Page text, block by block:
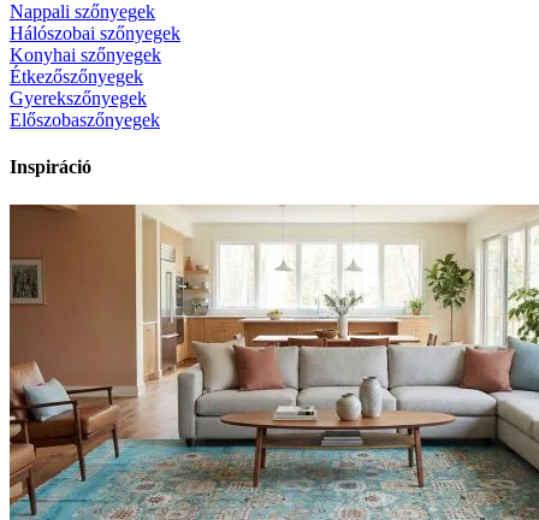
Nappali szőnyegek
Hálószobai szőnyegek
Konyhai szőnyegek
Étkezőszőnyegek
Gyerekszőnyegek
Előszobaszőnyegek
Inspiráció